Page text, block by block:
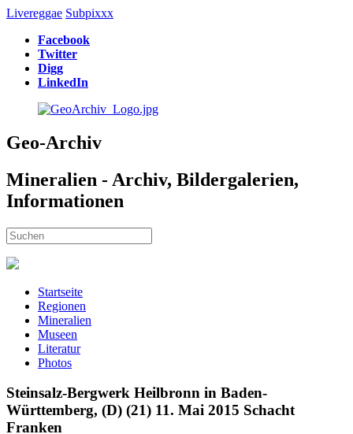
Livereggae Subpixxx
Facebook
Twitter
Digg
LinkedIn
Geo-Archiv
Mineralien - Archiv, Bildergalerien,
Informationen
Startseite
Regionen
Mineralien
Museen
Literatur
Photos
Steinsalz-Bergwerk Heilbronn in Baden-
Württemberg, (D) (21) 11. Mai 2015 Schacht
Franken